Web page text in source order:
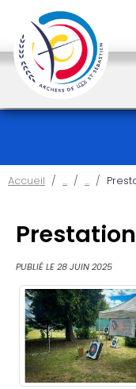
Accueil
PUBLIÉ LE28 JUIN 2025
Panneau de gestion